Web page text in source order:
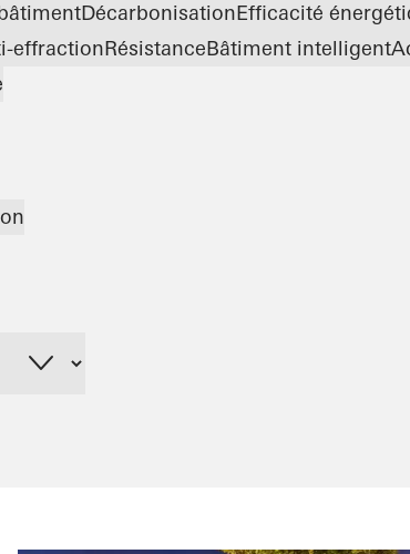
DécarbonisationEfficacité
effractionRésistanceBâtiment intelligent